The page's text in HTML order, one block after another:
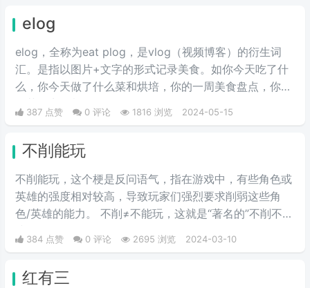
elog
elog，全称为eat plog，是vlog（视频博客）的衍生词
汇。是指以图片+文字的形式记录美食。如你今天吃了什
么，你今天做了什么菜和烘培，你的一周美食盘点，你的
奶茶盘点，都值得记录。
387 点赞 0 评论 1816 浏览 2024-05-15
不削能玩
不削能玩，这个梗是反问语气，指在游戏中，有些角色或
英雄的强度相对较高，导致玩家们强烈要求削弱这些角
色/英雄的能力。 不削≠不能玩，这就是“著名的”不削不等
384 点赞 0 评论 2695 浏览 2024-03-10
红有三